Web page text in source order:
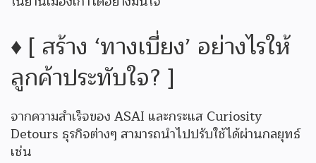
♦️ [ สร้าง ‘ทางเบี่ยง’ อย่างไรให้
ลูกค้าประทับใจ? ]
จากความสำเร็จของ ASAI และกระแส Curiosity
Detours ธุรกิจต่างๆ สามารถนำไปปรับใช้ได้ผ่านกลยุทธ์
เช่น